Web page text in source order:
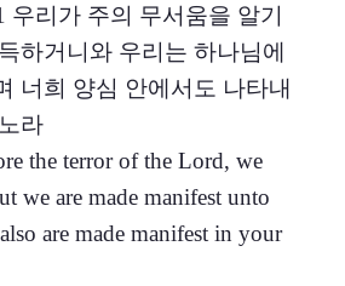
우리가 주의 무서움을 알기
하거니와 우리는 하나님에
너희 양심 안에서도 나타내
라
the terror of the Lord, we
we are made manifest unto
are made manifest in your